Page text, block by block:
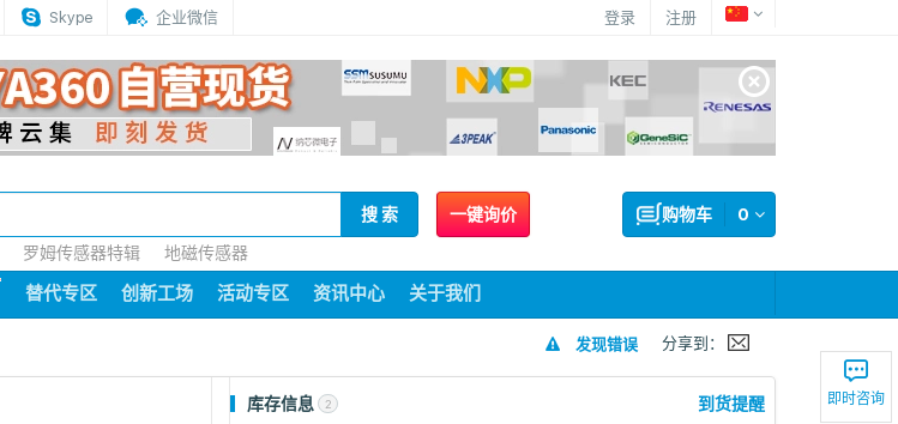
Skype 企业微信 登录 注册
即时咨询
一键询价 0
购物车
搜 索
罗姆传感器特辑 地磁传感器
替代专区 创新工场 活动专区 资讯中心 关于我们
发现错误 分享到：
库存信息 2 到货提醒